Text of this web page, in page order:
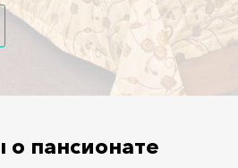
пансионате